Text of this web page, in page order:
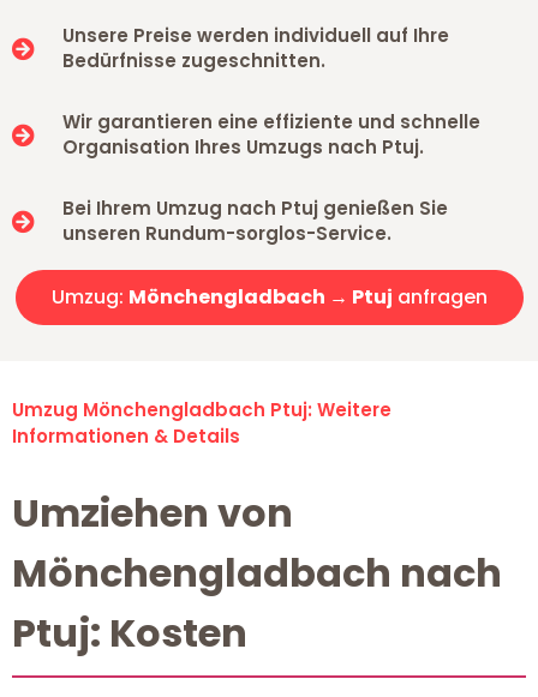
Unsere Preise werden individuell auf Ihre
Bedürfnisse zugeschnitten.
Wir garantieren eine effiziente und schnelle
Organisation Ihres Umzugs nach Ptuj.
Bei Ihrem Umzug nach Ptuj genießen Sie
unseren Rundum-sorglos-Service.
Umzug: Mönchengladbach → Ptuj anfragen
Umzug Mönchengladbach Ptuj: Weitere
Informationen & Details
Umziehen von
Mönchengladbach nach
Ptuj: Kosten